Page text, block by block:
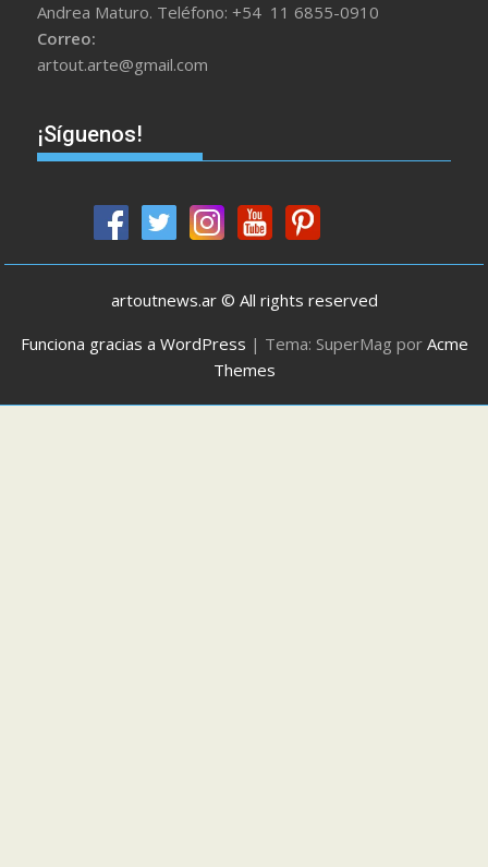
Andrea Maturo. Teléfono: +54 11 6855-0910
Correo:
artout.arte@gmail.com
¡Síguenos!
artoutnews.ar © All rights reserved
Funciona gracias a WordPress | Tema: SuperMag por Acme
Themes